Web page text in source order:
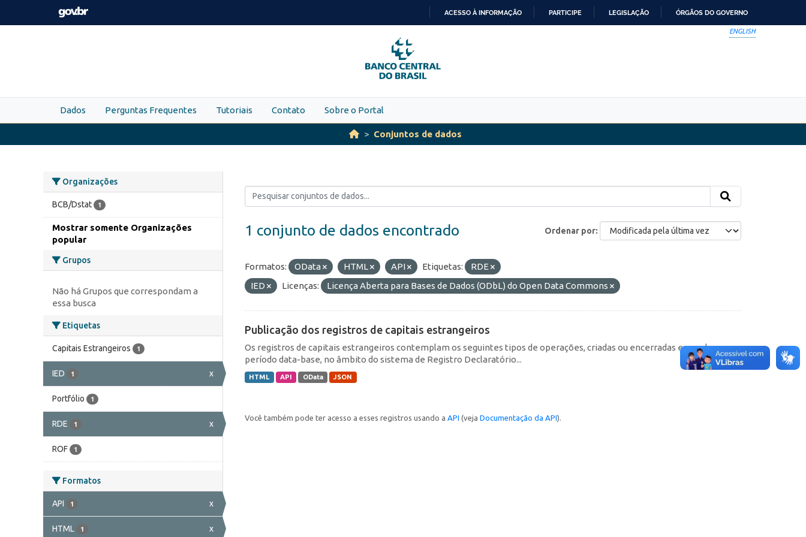
Skip to main content
PARA
O
CONTEÚDO
ACESSO À INFORMAÇÃO PARTICIPE LEGISLAÇÃO ÓRGÃOS DO GOVERNO
ENGLISH
Dados Perguntas Frequentes Tutoriais Contato Sobre o Portal
Conjuntos de dados
Organizações
BCB/Dstat 1
Mostrar somente Organizações
popular
Grupos
Não há Grupos que correspondam a
essa busca
Etiquetas
Capitais Estrangeiros 1
IED 1 x
Portfólio 1
RDE 1 x
ROF 1
Formatos
API 1 x
HTML 1 x
Ordenar por
1 conjunto de dados encontrado
Formatos: OData HTML API Etiquetas:
RDE
IED
Licenças: Licença Aberta para Bases de Dados (ODbL) do Open Data Commons
Publicação dos registros de capitais estrangeiros
Os registros de capitais estrangeiros contemplam os seguintes tipos de operações, criadas ou encerradas em cada
período data-base, no âmbito do sistema de Registro Declaratório...
HTML API OData JSON
Você também pode ter acesso a esses registros usando a API (veja Documentação da API).